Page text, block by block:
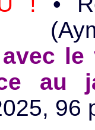
le
au
96